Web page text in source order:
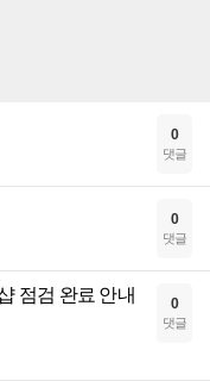
0
댓글
0
댓글
점검 완료 안내 0
댓글